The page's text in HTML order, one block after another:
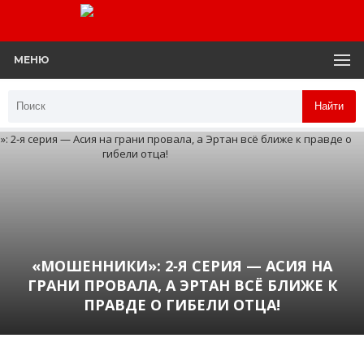
МЕНЮ
Найти
«МОШЕННИКИ»: 2‑Я СЕРИЯ — АСИЯ НА
ГРАНИ ПРОВАЛА, А ЭРТАН ВСЁ БЛИЖЕ К
ПРАВДЕ О ГИБЕЛИ ОТЦА!